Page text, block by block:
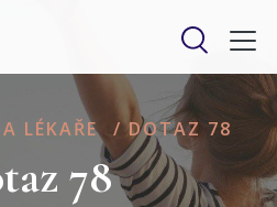
LÉKAŘE / DOTAZ 78
78